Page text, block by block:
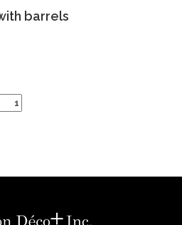
Click for bigger image
barrels